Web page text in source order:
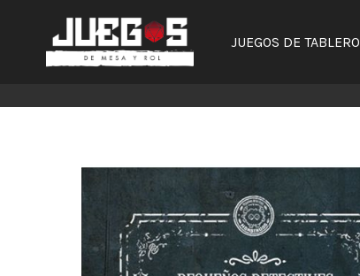
contenido
JUEGOS DE TABLERO